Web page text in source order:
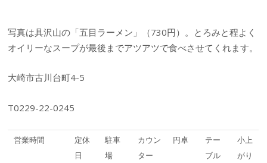
写真は具沢山の「五目ラーメン」（730円）。とろみと程よく
オイリーなスープが最後までアツアツで食べさせてくれます。
大崎市古川台町4-5
T0229-22-0245
営業時間
定休
日
駐車
場
カウン
ター
円卓
テー
ブル
小上
がり